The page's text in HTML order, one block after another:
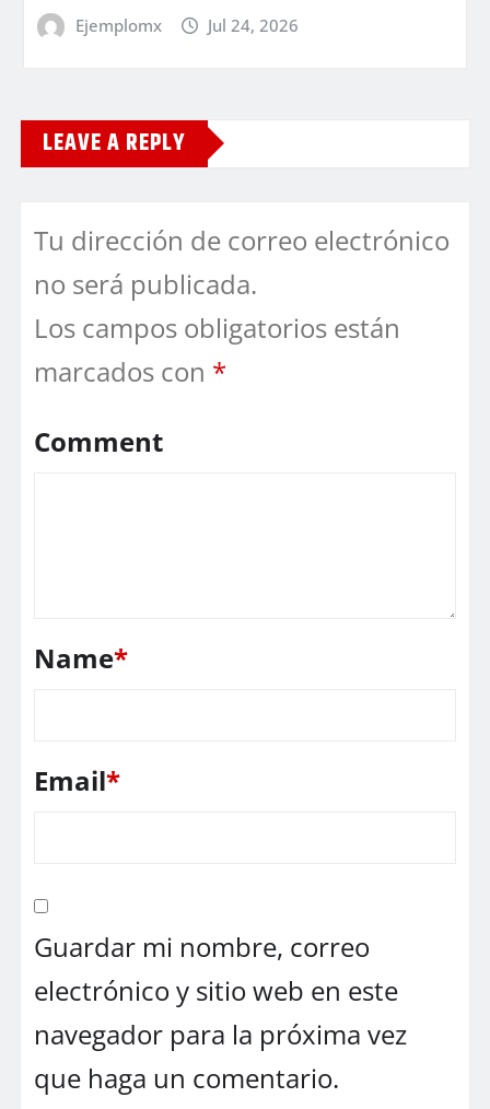
Ejemplomx Jul 24, 2026
LEAVE A REPLY
Tu dirección de correo electrónico
no será publicada.
Los campos obligatorios están
marcados con *
Comment
Name*
Email*
Guardar mi nombre, correo
electrónico y sitio web en este
navegador para la próxima vez
que haga un comentario.